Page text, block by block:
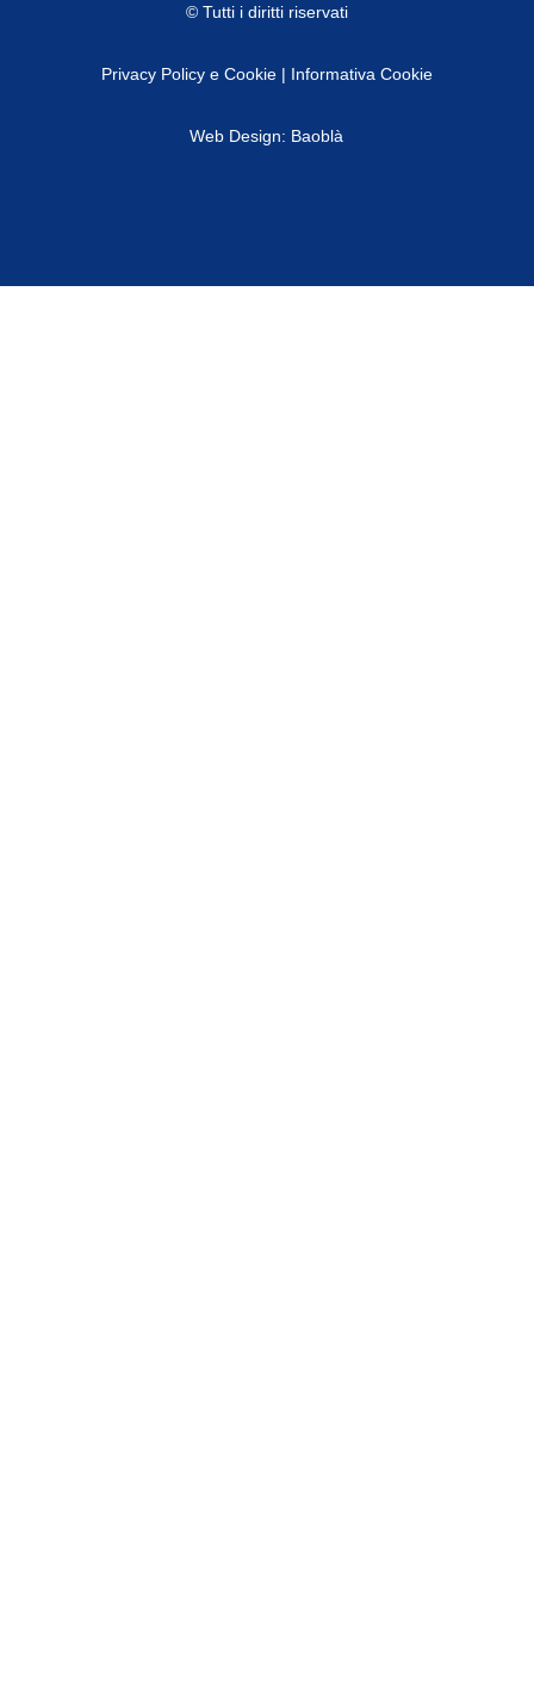
© Tutti i diritti riservati
Privacy Policy e Cookie| Informativa Cookie
Web Design: Baoblà